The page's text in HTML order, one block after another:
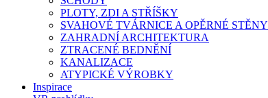
PLOTY, ZDI A STŘÍŠKY
SVAHOVÉ TVÁRNICE A OPĚRNÉ STĚNY
ZAHRADNÍ ARCHITEKTURA
ZTRACENÉ BEDNĚNÍ
KANALIZACE
ATYPICKÉ VÝROBKY
Inspirace